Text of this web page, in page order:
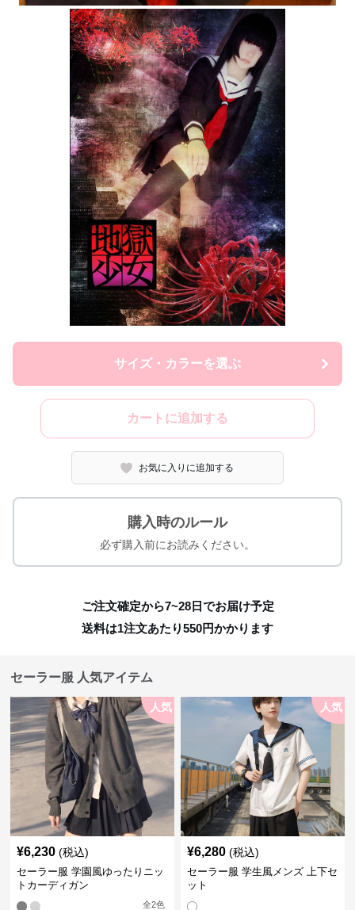
サイズ・カラーを選ぶ
カートに追加する
お気に入りに追加する
購入時のルール
必ず購入前にお読みください。
ご注文確定から7~28日でお届け予定
送料は1注文あたり550円かかります
セーラー服 人気アイテム
人気
¥6,230 (税込)
セーラー服 学園風ゆったりニッ
トカーディガン
全2色
人気
¥6,280 (税込)
セーラー服 学生風メンズ 上下セ
ット